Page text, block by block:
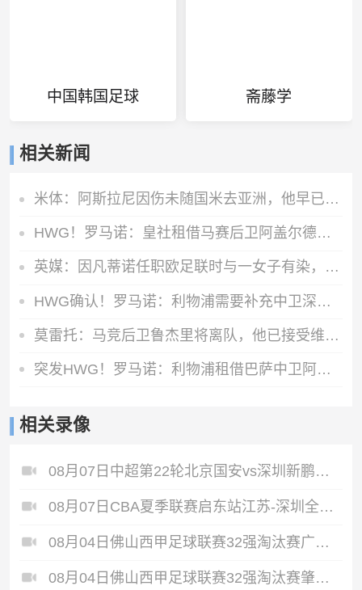
中国韩国足球 斋藤学
相关新闻
米体：阿斯拉尼因伤未随国米去亚洲，他早已不在球队的未来计划中
HWG！罗马诺：皇社租借马赛后卫阿盖尔德达协议，买断费1100万欧
英媒：因凡蒂诺任职欧足联时与一女子有染，欧足联付6位数封口费
HWG确认！罗马诺：利物浦需要补充中卫深度，如今出手签下阿劳霍
莫雷托：马竞后卫鲁杰里将离队，他已接受维拉的报价
突发HWG！罗马诺：利物浦租借巴萨中卫阿劳霍达口头协议
相关录像
08月07日中超第22轮北京国安vs深圳新鹏城全场录像
08月07日CBA夏季联赛启东站江苏-深圳全场录像
08月04日佛山西甲足球联赛32强淘汰赛广东西南建设VS香港圣徒全场录像
08月04日佛山西甲足球联赛32强淘汰赛肇庆恒骏成VS三七互娱全场录像